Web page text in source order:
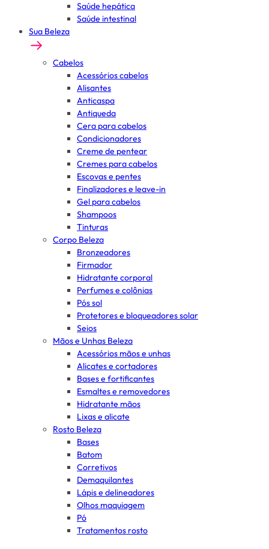
Saúde hepática
Saúde intestinal
Sua Beleza
Cabelos
Acessórios cabelos
Alisantes
Anticaspa
Antiqueda
Cera para cabelos
Condicionadores
Creme de pentear
Cremes para cabelos
Escovas e pentes
Finalizadores e leave-in
Gel para cabelos
Shampoos
Tinturas
Corpo Beleza
Bronzeadores
Firmador
Hidratante corporal
Perfumes e colônias
Pós sol
Protetores e bloqueadores solar
Seios
Mãos e Unhas Beleza
Acessórios mãos e unhas
Alicates e cortadores
Bases e fortificantes
Esmaltes e removedores
Hidratante mãos
Lixas e alicate
Rosto Beleza
Bases
Batom
Corretivos
Demaquilantes
Lápis e delineadores
Olhos maquiagem
Pó
Tratamentos rosto